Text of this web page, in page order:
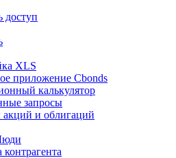
доступ
XLS
приложение Cbonds
калькулятор
запросы
и облигаций